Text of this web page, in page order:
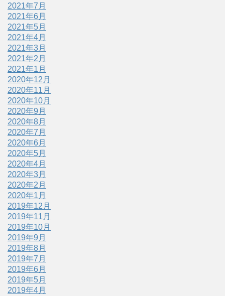
2021年7月
2021年6月
2021年5月
2021年4月
2021年3月
2021年2月
2021年1月
2020年12月
2020年11月
2020年10月
2020年9月
2020年8月
2020年7月
2020年6月
2020年5月
2020年4月
2020年3月
2020年2月
2020年1月
2019年12月
2019年11月
2019年10月
2019年9月
2019年8月
2019年7月
2019年6月
2019年5月
2019年4月